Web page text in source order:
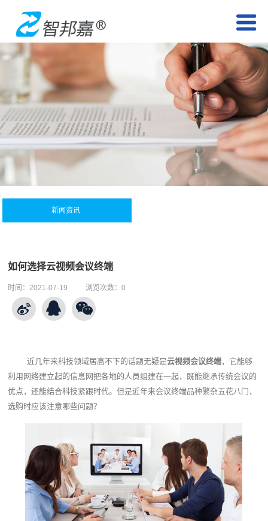
新闻资讯
如何选择云视频会议终端
时间： 2021-07-19 浏览次数：0
近几年来科技领域居高不下的话题无疑是云视频会议终端，它能够
利用网络建立起的信息网把各地的人员组建在一起，既能继承传统会议的
优点，还能结合科技紧跟时代。但是近年来会议终端品种繁杂五花八门，
选购时应该注意哪些问题？